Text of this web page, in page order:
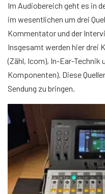
Im Audiobereich geht es in
im wesentlichen um drei
Kommentator und der
Insgesamt werden hier drei
(Zähl, Icom), In-Ear-Technik
Komponenten). Diese
Sendung zu bringen.